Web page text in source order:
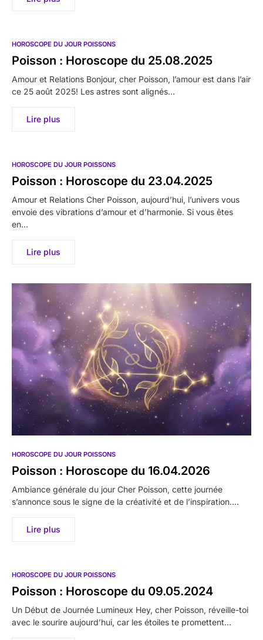
HOROSCOPE DU JOUR POISSONS
Poisson : Horoscope du 25.08.2025
Amour et Relations Bonjour, cher Poisson, l’amour est dans l’air
ce 25 août 2025! Les astres sont alignés…
Lire plus
HOROSCOPE DU JOUR POISSONS
Poisson : Horoscope du 23.04.2025
Amour et Relations Cher Poisson, aujourd’hui, l’univers vous
envoie des vibrations d’amour et d’harmonie. Si vous êtes
en…
Lire plus
HOROSCOPE DU JOUR POISSONS
Poisson : Horoscope du 16.04.2026
Ambiance générale du jour Cher Poisson, cette journée
s’annonce sous le signe de la créativité et de l’inspiration.…
Lire plus
HOROSCOPE DU JOUR POISSONS
Poisson : Horoscope du 09.05.2024
Un Début de Journée Lumineux Hey, cher Poisson, réveille-toi
avec le sourire aujourd’hui, car les étoiles te promettent…